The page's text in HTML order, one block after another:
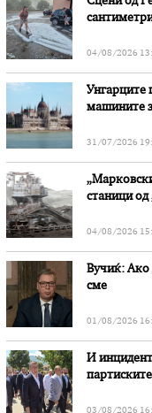
04/08/2026
Унгарците
машините
31/07/2026
станици од
04/08/2026
Вучиќ: Ако
сме
01/08/2026
И
03/08/2026